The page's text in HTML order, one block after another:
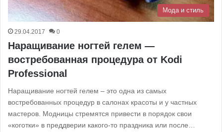
Мода и стиль
29.04.2017 0
Наращивание ногтей гелем —
востребованная процедура от Kodi
Professional
Наращивание ногтей гелем – это одна из самых
востребованных процедур в салонах красоты и у частных
мастеров. Модницы стремятся привести в порядок свои
«коготки» в преддверии какого-то праздника или после…